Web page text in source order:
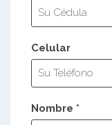
Celular
Nombre *